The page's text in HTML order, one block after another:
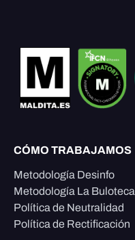
CÓMO TRABAJAMOS
Metodología Desinfo
Metodología La Buloteca
Política de Neutralidad
Política de Rectificación